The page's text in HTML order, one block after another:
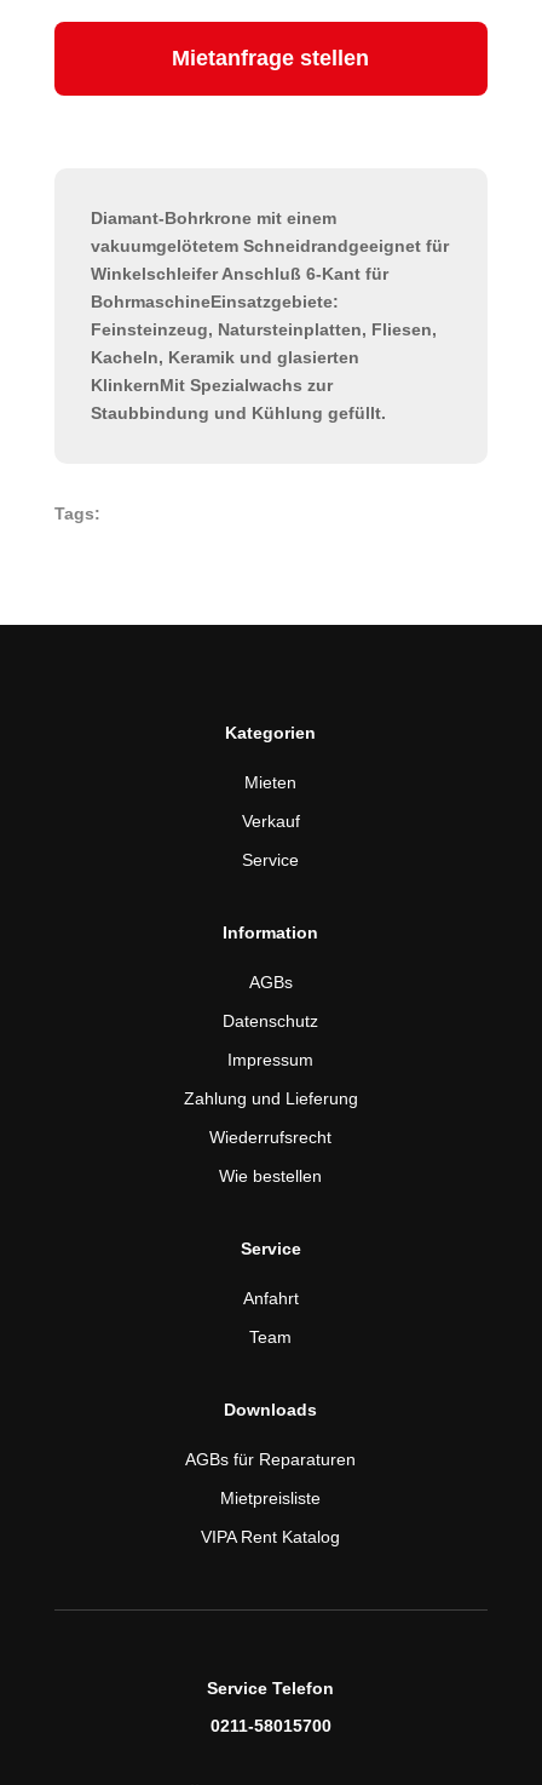
Mietanfrage stellen
Diamant-Bohrkrone mit einem
vakuumgelötetem Schneidrandgeeignet für
Winkelschleifer Anschluß 6-Kant für
BohrmaschineEinsatzgebiete:
Feinsteinzeug, Natursteinplatten, Fliesen,
Kacheln, Keramik und glasierten
KlinkernMit Spezialwachs zur
Staubbindung und Kühlung gefüllt.
Tags:
Kategorien
Mieten
Verkauf
Service
Information
AGBs
Datenschutz
Impressum
Zahlung und Lieferung
Wiederrufsrecht
Wie bestellen
Service
Anfahrt
Team
Downloads
AGBs für Reparaturen
Mietpreisliste
VIPA Rent Katalog
Service Telefon
0211-58015700